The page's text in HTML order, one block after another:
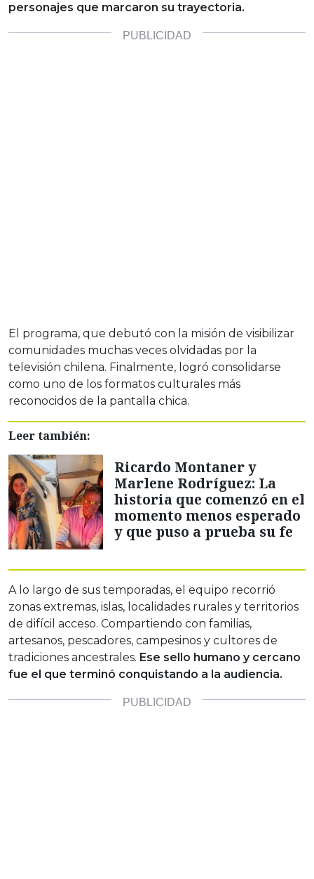
personajes que marcaron su trayectoria.
El programa, que debutó con la misión de visibilizar
comunidades muchas veces olvidadas por la
televisión chilena. Finalmente, logró consolidarse
como uno de los formatos culturales más
reconocidos de la pantalla chica.
Leer también:
Ricardo Montaner y
Marlene Rodríguez: La
historia que comenzó en el
momento menos esperado
y que puso a prueba su fe
A lo largo de sus temporadas, el equipo recorrió
zonas extremas, islas, localidades rurales y territorios
de difícil acceso. Compartiendo con familias,
artesanos, pescadores, campesinos y cultores de
tradiciones ancestrales. Ese sello humano y cercano
fue el que terminó conquistando a la audiencia.